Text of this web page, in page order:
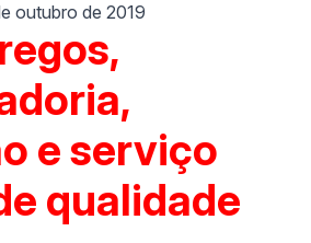
outubro de 2019
e serviço
qualidade